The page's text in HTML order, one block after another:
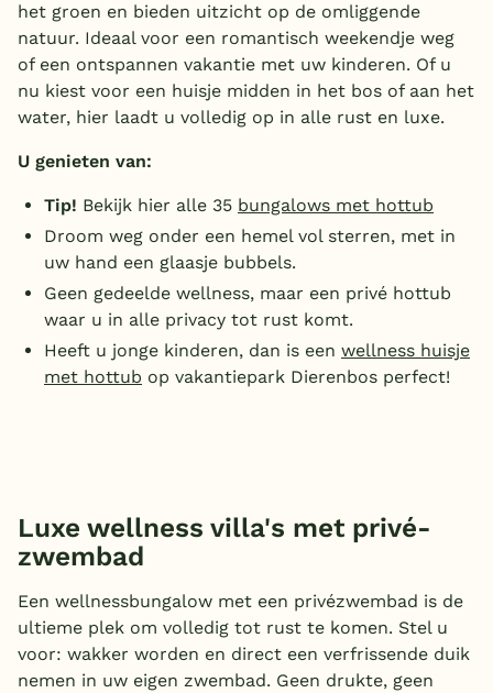
het groen en bieden uitzicht op de omliggende
natuur. Ideaal voor een romantisch weekendje weg
of een ontspannen vakantie met uw kinderen. Of u
nu kiest voor een huisje midden in het bos of aan het
water, hier laadt u volledig op in alle rust en luxe.
U genieten van:
Tip! Bekijk hier alle 35 bungalows met hottub
Droom weg onder een hemel vol sterren, met in
uw hand een glaasje bubbels.
Geen gedeelde wellness, maar een privé hottub
waar u in alle privacy tot rust komt.
Heeft u jonge kinderen, dan is een wellness huisje
met hottub op vakantiepark Dierenbos perfect!
Luxe wellness villa's met privé-
zwembad
Een wellnessbungalow met een privézwembad is de
ultieme plek om volledig tot rust te komen. Stel u
voor: wakker worden en direct een verfrissende duik
nemen in uw eigen zwembad. Geen drukte, geen